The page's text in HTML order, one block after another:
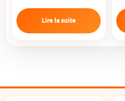
Lire la suite